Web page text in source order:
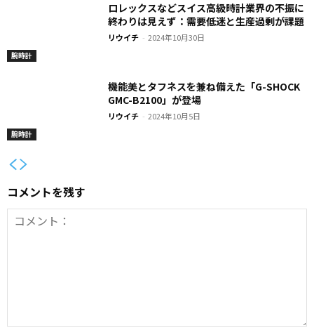
腕時計
ロレックスなどスイス高級時計業界の不振に
終わりは見えず：需要低迷と生産過剰が課題
リウイチ - 2024年10月30日
腕時計
機能美とタフネスを兼ね備えた「G-SHOCK
GMC-B2100」が登場
リウイチ - 2024年10月5日
コメントを残す